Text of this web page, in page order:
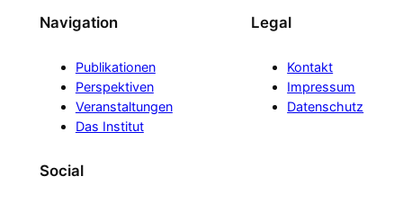
Navigation
Publikationen
Perspektiven
Veranstaltungen
Das Institut
Legal
Kontakt
Impressum
Datenschutz
Social